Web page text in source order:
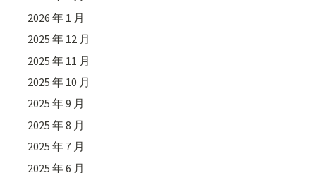
2026 年 1 月
2025 年 12 月
2025 年 11 月
2025 年 10 月
2025 年 9 月
2025 年 8 月
2025 年 7 月
2025 年 6 月